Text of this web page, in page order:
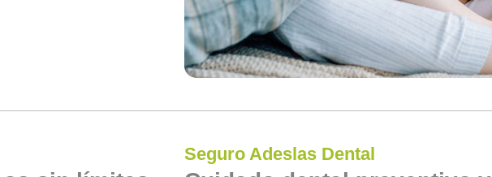
Seguro Adeslas Dental